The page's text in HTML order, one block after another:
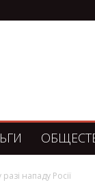
нападу Росії